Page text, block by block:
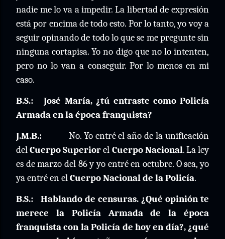
nadie me lo va a impedir. La libertad de expresión
está por encima de todo esto. Por lo tanto, yo voy a
seguir opinando de todo lo que se me pregunte sin
ninguna cortapisa. Yo no digo que no lo intenten,
pero no lo van a conseguir. Por lo menos en mi
caso.
B.S.:
José María, ¿tú entraste como Policía
Armada en la época franquista?
J.M.B.:
No. Yo entré el año de la unificación
delCuerpo Superiorel Cuerpo Nacional. La ley
es de marzo del 86 y yo entré en octubre. O sea, yo
ya entré en elCuerpo Nacional de la Policía.
B.S.:
Hablando de censuras. ¿Qué opinión te
merece la Policía Armada de la época
franquista con la Policía de hoy en día?, ¿qué